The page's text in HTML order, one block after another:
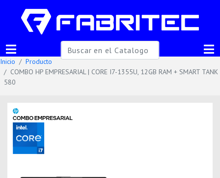
Inicio
Producto
COMBO HP EMPRESARIAL | CORE I7-1355U, 12GB RAM + SMART TANK
580